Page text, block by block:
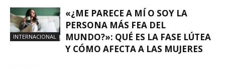
INTERNACIONAL
«¿ME PARECE A MÍ O SOY LA
PERSONA MÁS FEA DEL
MUNDO?»: QUÉ ES LA FASE LÚTEA
Y CÓMO AFECTA A LAS MUJERES